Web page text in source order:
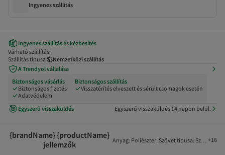
Ingyenes szállítás
Ingyenes szállítás és kézbesítés
Várható szállítás:
Szállítás típusa
Nemzetközi szállítás
A Trendyol vállalása
Biztonságos vásárlás
Biztonságos fizetés
Adatvédelem
Biztonságos szállítás
Visszatérítés elveszett és sérült csomagok esetén
Egyszerű visszaküldés Egyszerű visszaküldés 14 napon belül.
{brandName} {productName}
jellemzők
Anyag: Poliészter, Szövet típusa: Szövött,
+16